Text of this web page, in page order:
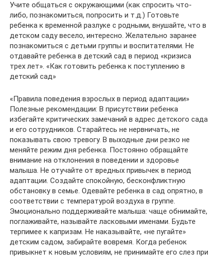
Учите общаться с окружающими (как спросить что-
либо, познакомиться, попросить и т.д.) Готовьте
ребенка к временной разлуке с родными, внушайте, что в
детском саду весело, интересно. Желательно заранее
познакомиться с детьми группы и воспитателями. Не
отдавайте ребенка в детский сад в период «кризиса
трех лет». «Как готовить ребенка к поступлению в
детский сад»
«Правила поведения взрослых в период адаптации»
Полезные рекомендации: В присутствии ребенка
избегайте критических замечаний в адрес детского сада
и его сотрудников. Старайтесь не нервничать, не
показывать свою тревогу. В выходные дни резко не
меняйте режим дня ребенка. Постоянно обращайте
внимание на отклонения в поведении и здоровье
малыша. Не отучайте от вредных привычек в период
адаптации. Создайте спокойную, бесконфликтную
обстановку в семье. Одевайте ребенка в сад опрятно, в
соответствии с температурой воздуха в группе.
Эмоционально поддерживайте малыша: чаще обнимайте,
поглаживайте, называйте ласковыми именами. Будьте
терпимее к капризам. Не наказывайте, «не пугайте»
детским садом, забирайте вовремя. Когда ребенок
привыкнет к новым условиям, не принимайте его слез при